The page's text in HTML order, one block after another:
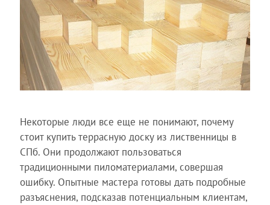
Некоторые люди все еще не понимают, почему
стоит купить террасную доску из лиственницы в
СПб. Они продолжают пользоваться
традиционными пиломатериалами, совершая
ошибку. Опытные мастера готовы дать подробные
разъяснения, подсказав потенциальным клиентам,